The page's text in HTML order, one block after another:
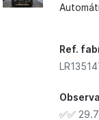
Ref.
✅✅